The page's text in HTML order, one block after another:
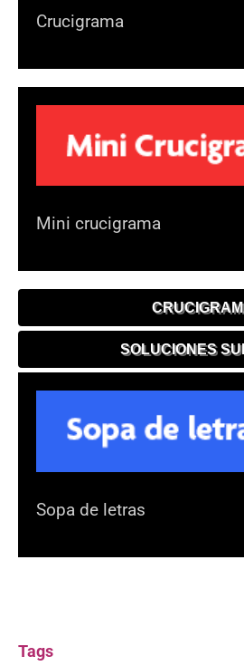
Crucigrama
Mini crucigrama
SOLUCIONES
Sopa de letras
Tags